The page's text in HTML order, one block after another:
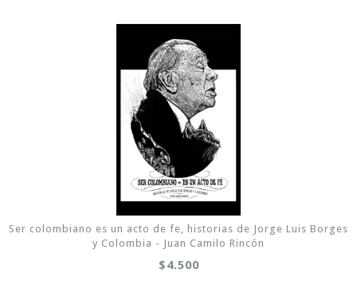
Ser colombiano es un acto de fe, historias de Jorge Luis Borges
y Colombia - Juan Camilo Rincón
$4.500